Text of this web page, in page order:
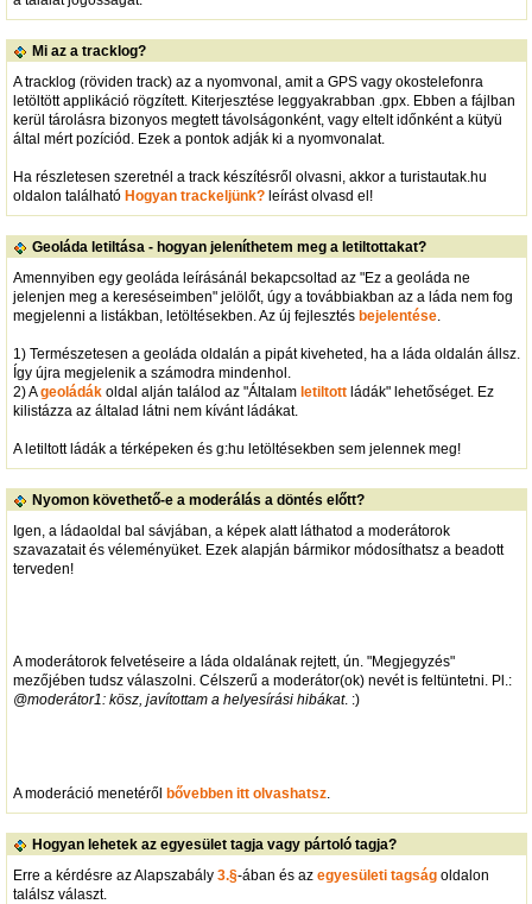
Mi az a tracklog?
A tracklog (röviden track) az a nyomvonal, amit a GPS vagy okostelefonra
letöltött applikáció rögzített. Kiterjesztése leggyakrabban .gpx. Ebben a fájlban
kerül tárolásra bizonyos megtett távolságonként, vagy eltelt időnként a kütyü
által mért pozíciód. Ezek a pontok adják ki a nyomvonalat.
Ha részletesen szeretnél a track készítésről olvasni, akkor a turistautak.hu
oldalon található Hogyan trackeljünk?leírást olvasd el!
Geoláda letiltása - hogyan jeleníthetem meg a letiltottakat?
Amennyiben egy geoláda leírásánál bekapcsoltad az "Ez a geoláda ne
jelenjen meg a kereséseimben" jelölőt, úgy a továbbiakban az a láda nem fog
megjelenni a listákban, letöltésekben. Az új fejlesztés bejelentése.
1) Természetesen a geoláda oldalán a pipát kiveheted, ha a láda oldalán állsz.
Így újra megjelenik a számodra mindenhol.
2) Ageoládákoldal alján találod az "Általam letiltottládák" lehetőséget. Ez
kilistázza az általad látni nem kívánt ládákat.
A letiltott ládák a térképeken és g:hu letöltésekben sem jelennek meg!
Nyomon követhető-e a moderálás a döntés előtt?
Igen, a ládaoldal bal sávjában, a képek alatt láthatod a moderátorok
szavazatait és véleményüket. Ezek alapján bármikor módosíthatsz a beadott
terveden!
A moderátorok felvetéseire a láda oldalának rejtett, ún. "Megjegyzés"
mezőjében tudsz válaszolni. Célszerű a moderátor(ok) nevét is feltüntetni. Pl.:
@moderátor1: kösz, javítottam a helyesírási hibákat. :)
A moderáció menetéről bővebben itt olvashatsz.
Hogyan lehetek az egyesület tagja vagy pártoló tagja?
Erre a kérdésre az Alapszabály 3.§-ában és az egyesületi tagságoldalon
találsz választ.